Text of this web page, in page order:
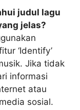
judul lagu
jelas?
‘Identify’
Jika tidak
informasi
atau
sosial.